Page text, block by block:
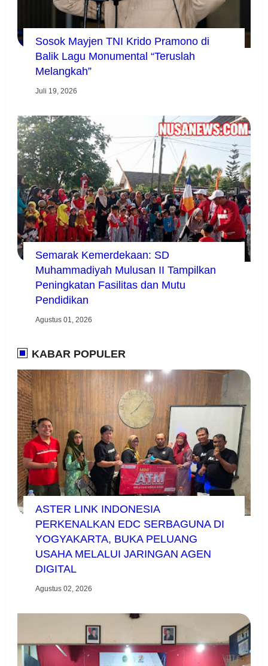
Sosok Mayjen TNI Krido Pramono di
Balik Lagu Monumental “Teruslah
Melangkah”
Juli 19, 2026
Semarak Kemerdekaan: SD
Muhammadiyah Mulusan II Tampilkan
Peningkatan Fasilitas dan Mutu
Pendidikan
Agustus 01, 2026
KABAR POPULER
ASTER LINK INDONESIA
PERKENALKAN EDC SERBAGUNA DI
YOGYAKARTA, BUKA PELUANG
USAHA MELALUI JARINGAN AGEN
DIGITAL
Agustus 02, 2026